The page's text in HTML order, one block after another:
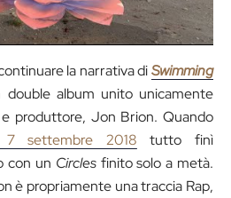
la narrativa diSwimming
album unito unicamente
produttore, Jon Brion. Quando
7 settembre 2018 tutto finì
con un Circlesfinito solo a metà.
è propriamente una traccia Rap,